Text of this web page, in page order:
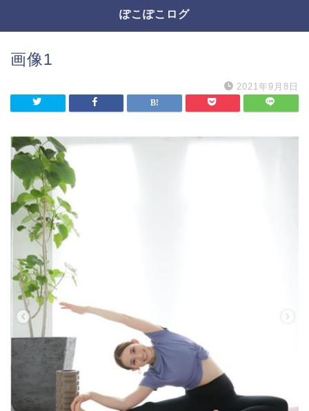
ぽこぽこログ
画像1
2021年9月8日